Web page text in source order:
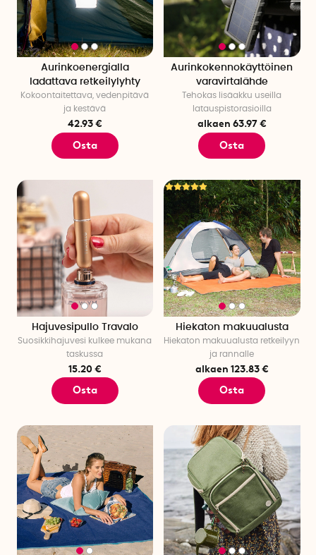
Aurinkoenergialla
ladattava retkeilylyhty
Kokoontaitettava, vedenpitävä
ja kestävä
42.93 €
Osta
Aurinkokennokäyttöinen
varavirtalähde
Tehokas lisäakku useilla
latauspistorasioilla
alkaen 63.97 €
Osta
Hajuvesipullo Travalo
Suosikkihajuvesi kulkee mukana
taskussa
15.20 €
Osta
Hiekaton makuualusta
Hiekaton makuualusta retkeilyyn
ja rannalle
alkaen 123.83 €
Osta